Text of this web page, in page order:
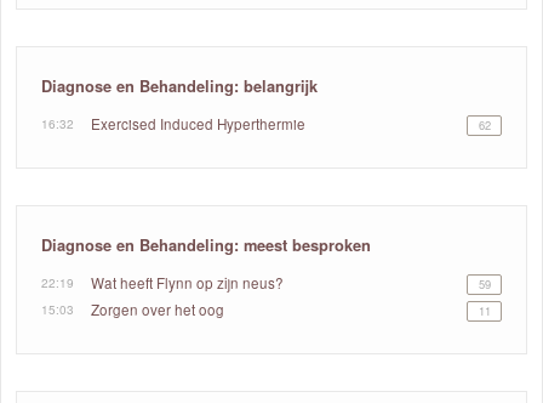
Diagnose en Behandeling: belangrijk
62
16:32 Exercised Induced Hyperthermie
Diagnose en Behandeling: meest besproken
59
22:19 Wat heeft Flynn op zijn neus?
11
15:03 Zorgen over het oog